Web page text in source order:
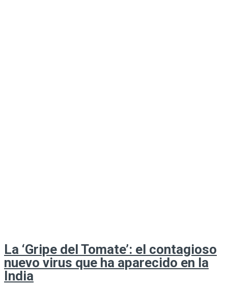
La ‘Gripe del Tomate’: el contagioso
nuevo virus que ha aparecido en la
India